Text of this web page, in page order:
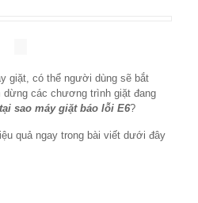
giặt, có thể người dùng sẽ bắt
dừng các chương trình giặt đang
sao máy giặt báo lỗi E6?
quả ngay trong bài viết dưới đây